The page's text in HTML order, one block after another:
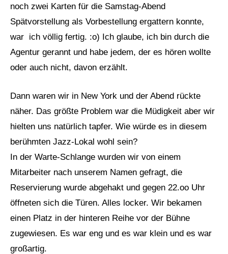
noch zwei Karten für die Samstag-Abend
Spätvorstellung als Vorbestellung ergattern konnte,
war ich völlig fertig. :o) Ich glaube, ich bin durch die
Agentur gerannt und habe jedem, der es hören wollte
oder auch nicht, davon erzählt.
Dann waren wir in New York und der Abend rückte
näher. Das größte Problem war die Müdigkeit aber wir
hielten uns natürlich tapfer. Wie würde es in diesem
berühmten Jazz-Lokal wohl sein?
In der Warte-Schlange wurden wir von einem
Mitarbeiter nach unserem Namen gefragt, die
Reservierung wurde abgehakt und gegen 22.oo Uhr
öffneten sich die Türen. Alles locker. Wir bekamen
einen Platz in der hinteren Reihe vor der Bühne
zugewiesen. Es war eng und es war klein und es war
großartig.